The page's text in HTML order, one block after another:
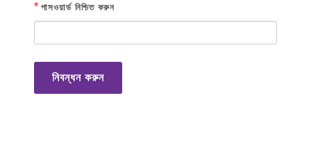
* পাসওয়ার্ড নিশ্চিত করুন
নিবন্ধন করুন